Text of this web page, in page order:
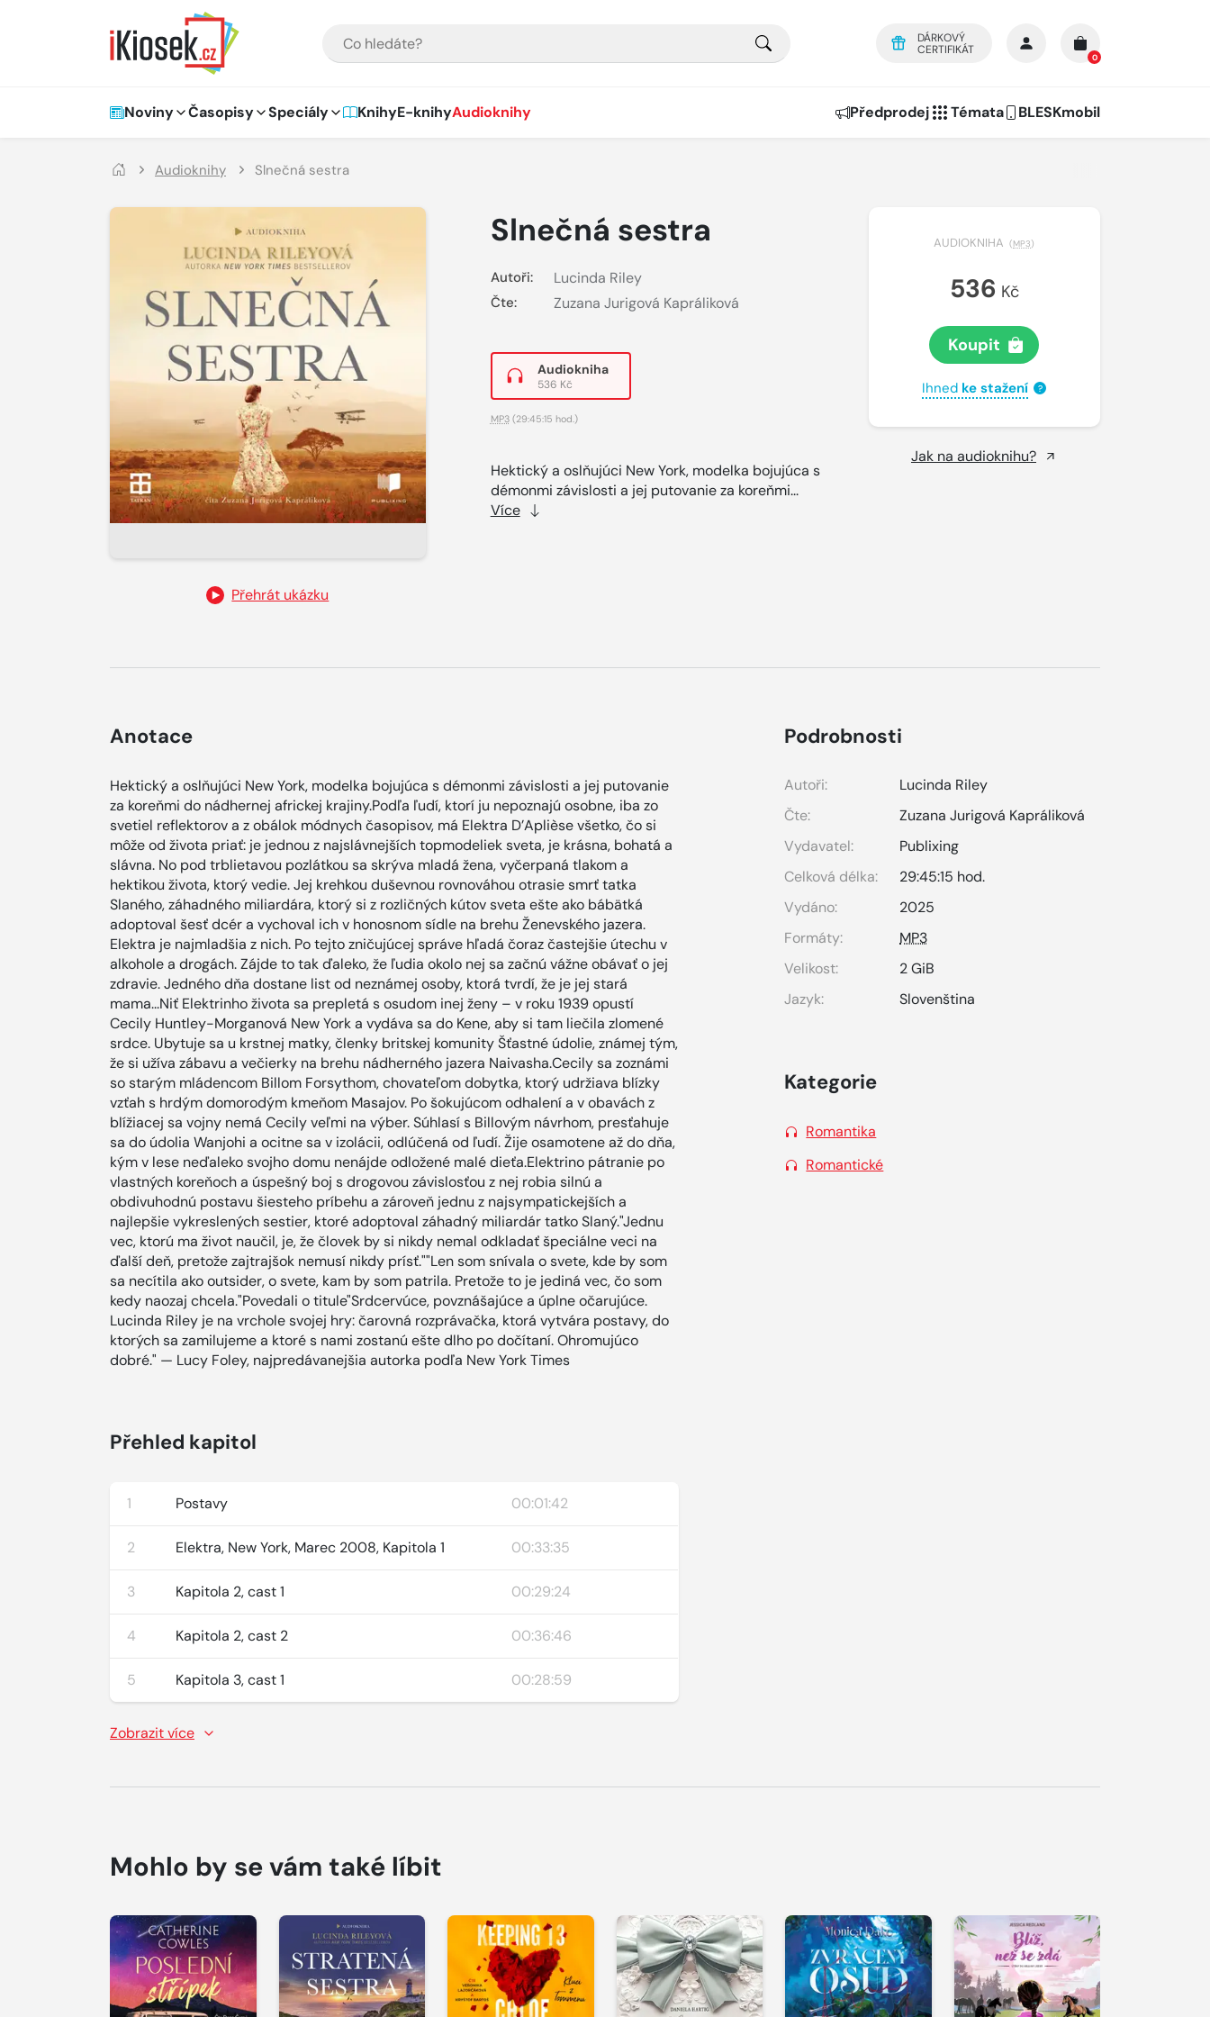
DÁRKOVÝ
CERTIFIKÁT
0
Hlavní navigace
Noviny Časopisy Speciály KnihyE-knihyAudioknihy Předprodej Témata BLESKmobil
Audioknihy Slnečná sestra
Přehrát ukázku
Slnečná sestra
Autoři: Lucinda Riley
Čte: Zuzana Jurigová Kapráliková
Audiokniha
536 Kč
MP3(29:45:15 hod.)
Hektický a oslňujúci New York, modelka bojujúca s
démonmi závislosti a jej putovanie za koreňmi...
Více
AUDIOKNIHA (MP3)
536 Kč
Koupit
Ihned ke stažení ?
Jak na audioknihu?
Anotace
Hektický a oslňujúci New York, modelka bojujúca s démonmi závislosti a jej putovanie
za koreňmi do nádhernej africkej krajiny.Podľa ľudí, ktorí ju nepoznajú osobne, iba zo
svetiel reflektorov a z obálok módnych časopisov, má Elektra D’Aplièse všetko, čo si
môže od života priať: je jednou z najslávnejších topmodeliek sveta, je krásna, bohatá a
slávna. No pod trblietavou pozlátkou sa skrýva mladá žena, vyčerpaná tlakom a
hektikou života, ktorý vedie. Jej krehkou duševnou rovnováhou otrasie smrť tatka
Slaného, záhadného miliardára, ktorý si z rozličných kútov sveta ešte ako bábätká
adoptoval šesť dcér a vychoval ich v honosnom sídle na brehu Ženevského jazera.
Elektra je najmladšia z nich. Po tejto zničujúcej správe hľadá čoraz častejšie útechu v
alkohole a drogách. Zájde to tak ďaleko, že ľudia okolo nej sa začnú vážne obávať o jej
zdravie. Jedného dňa dostane list od neznámej osoby, ktorá tvrdí, že je jej stará
mama...Niť Elektrinho života sa prepletá s osudom inej ženy – v roku 1939 opustí
Cecily Huntley-Morganová New York a vydáva sa do Kene, aby si tam liečila zlomené
srdce. Ubytuje sa u krstnej matky, členky britskej komunity Šťastné údolie, známej tým,
že si užíva zábavu a večierky na brehu nádherného jazera Naivasha.Cecily sa zoznámi
so starým mládencom Billom Forsythom, chovateľom dobytka, ktorý udržiava blízky
vzťah s hrdým domorodým kmeňom Masajov. Po šokujúcom odhalení a v obavách z
blížiacej sa vojny nemá Cecily veľmi na výber. Súhlasí s Billovým návrhom, presťahuje
sa do údolia Wanjohi a ocitne sa v izolácii, odlúčená od ľudí. Žije osamotene až do dňa,
kým v lese neďaleko svojho domu nenájde odložené malé dieťa.Elektrino pátranie po
vlastných koreňoch a úspešný boj s drogovou závislosťou z nej robia silnú a
obdivuhodnú postavu šiesteho príbehu a zároveň jednu z najsympatickejších a
najlepšie vykreslených sestier, ktoré adoptoval záhadný miliardár tatko Slaný."Jednu
vec, ktorú ma život naučil, je, že človek by si nikdy nemal odkladať špeciálne veci na
ďalší deň, pretože zajtrajšok nemusí nikdy prísť.""Len som snívala o svete, kde by som
sa necítila ako outsider, o svete, kam by som patrila. Pretože to je jediná vec, čo som
kedy naozaj chcela."Povedali o titule"Srdcervúce, povznášajúce a úplne očarujúce.
Lucinda Riley je na vrchole svojej hry: čarovná rozprávačka, ktorá vytvára postavy, do
ktorých sa zamilujeme a ktoré s nami zostanú ešte dlho po dočítaní. Ohromujúco
dobré." — Lucy Foley, najpredávanejšia autorka podľa New York Times
Přehled kapitol
1 Postavy 00:01:42
2 Elektra, New York, Marec 2008, Kapitola 1 00:33:35
3 Kapitola 2, cast 1 00:29:24
4 Kapitola 2, cast 2 00:36:46
5 Kapitola 3, cast 1 00:28:59
Zobrazit více
Podrobnosti
Autoři:
Lucinda Riley
Čte:
Zuzana Jurigová Kapráliková
Vydavatel:
Publixing
Celková délka:
29:45:15 hod.
Vydáno:
2025
Formáty:
MP3
Velikost:
2 GiB
Jazyk:
Slovenština
Kategorie
Romantika
Romantické
Mohlo by se vám také líbit
Přehrát
ukázku
Přehrát
ukázku
Přehrát
ukázku
Přehrát
ukázku
Přehrát
ukázku